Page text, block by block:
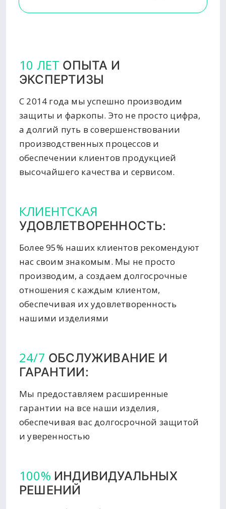
10 ЛЕТ ОПЫТА И
ЭКСПЕРТИЗЫ
С 2014 года мы успешно производим
защиты и фаркопы. Это не просто цифра,
а долгий путь в совершенствовании
производственных процессов и
обеспечении клиентов продукцией
высочайшего качества и сервисом.
КЛИЕНТСКАЯ
УДОВЛЕТВОРЕННОСТЬ:
Более 95% наших клиентов рекомендуют
нас своим знакомым. Мы не просто
производим, а создаем долгосрочные
отношения с каждым клиентом,
обеспечивая их удовлетворенность
нашими изделиями
24/7 ОБСЛУЖИВАНИЕ И
ГАРАНТИИ:
Мы предоставляем расширенные
гарантии на все наши изделия,
обеспечивая вас долгосрочной защитой
и уверенностью
100% ИНДИВИДУАЛЬНЫХ
РЕШЕНИЙ